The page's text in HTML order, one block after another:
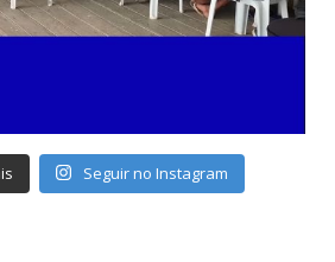
Seguir no Instagram